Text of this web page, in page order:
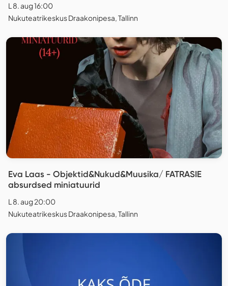
L 8. aug 16:00
Nukuteatrikeskus Draakonipesa, Tallinn
Eva Laas - Objektid&Nukud&Muusika/ FATRASIE
absurdsed miniatuurid
L 8. aug 20:00
Nukuteatrikeskus Draakonipesa, Tallinn